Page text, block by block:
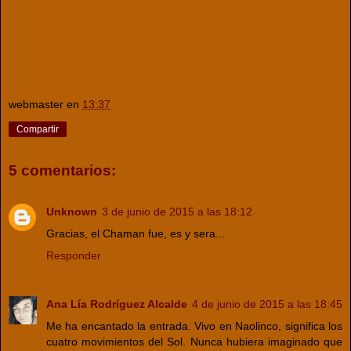
webmaster en 13:37
Compartir
5 comentarios:
Unknown 3 de junio de 2015 a las 18:12
Gracias, el Chaman fue, es y sera...
Responder
Ana Lía Rodríguez Alcalde 4 de junio de 2015 a las 18:45
Me ha encantado la entrada. Vivo en Naolinco, significa los
cuatro movimientos del Sol. Nunca hubiera imaginado que